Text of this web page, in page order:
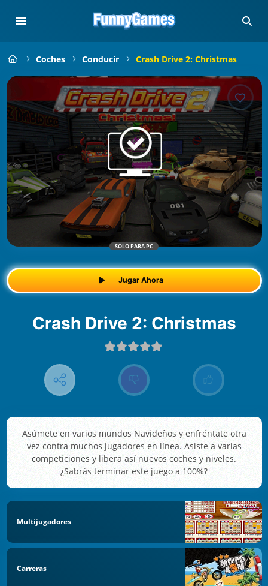
Coches Conducir Crash Drive 2: Christmas
SOLO PARA PC
Jugar Ahora
Crash Drive 2: Christmas
Asúmete en varios mundos Navideños y enfréntate otra
vez contra muchos jugadores en línea. Asiste a varias
competiciones y libera así nuevos coches y niveles.
¿Sabrás terminar este juego a 100%?
Multijugadores
Carreras